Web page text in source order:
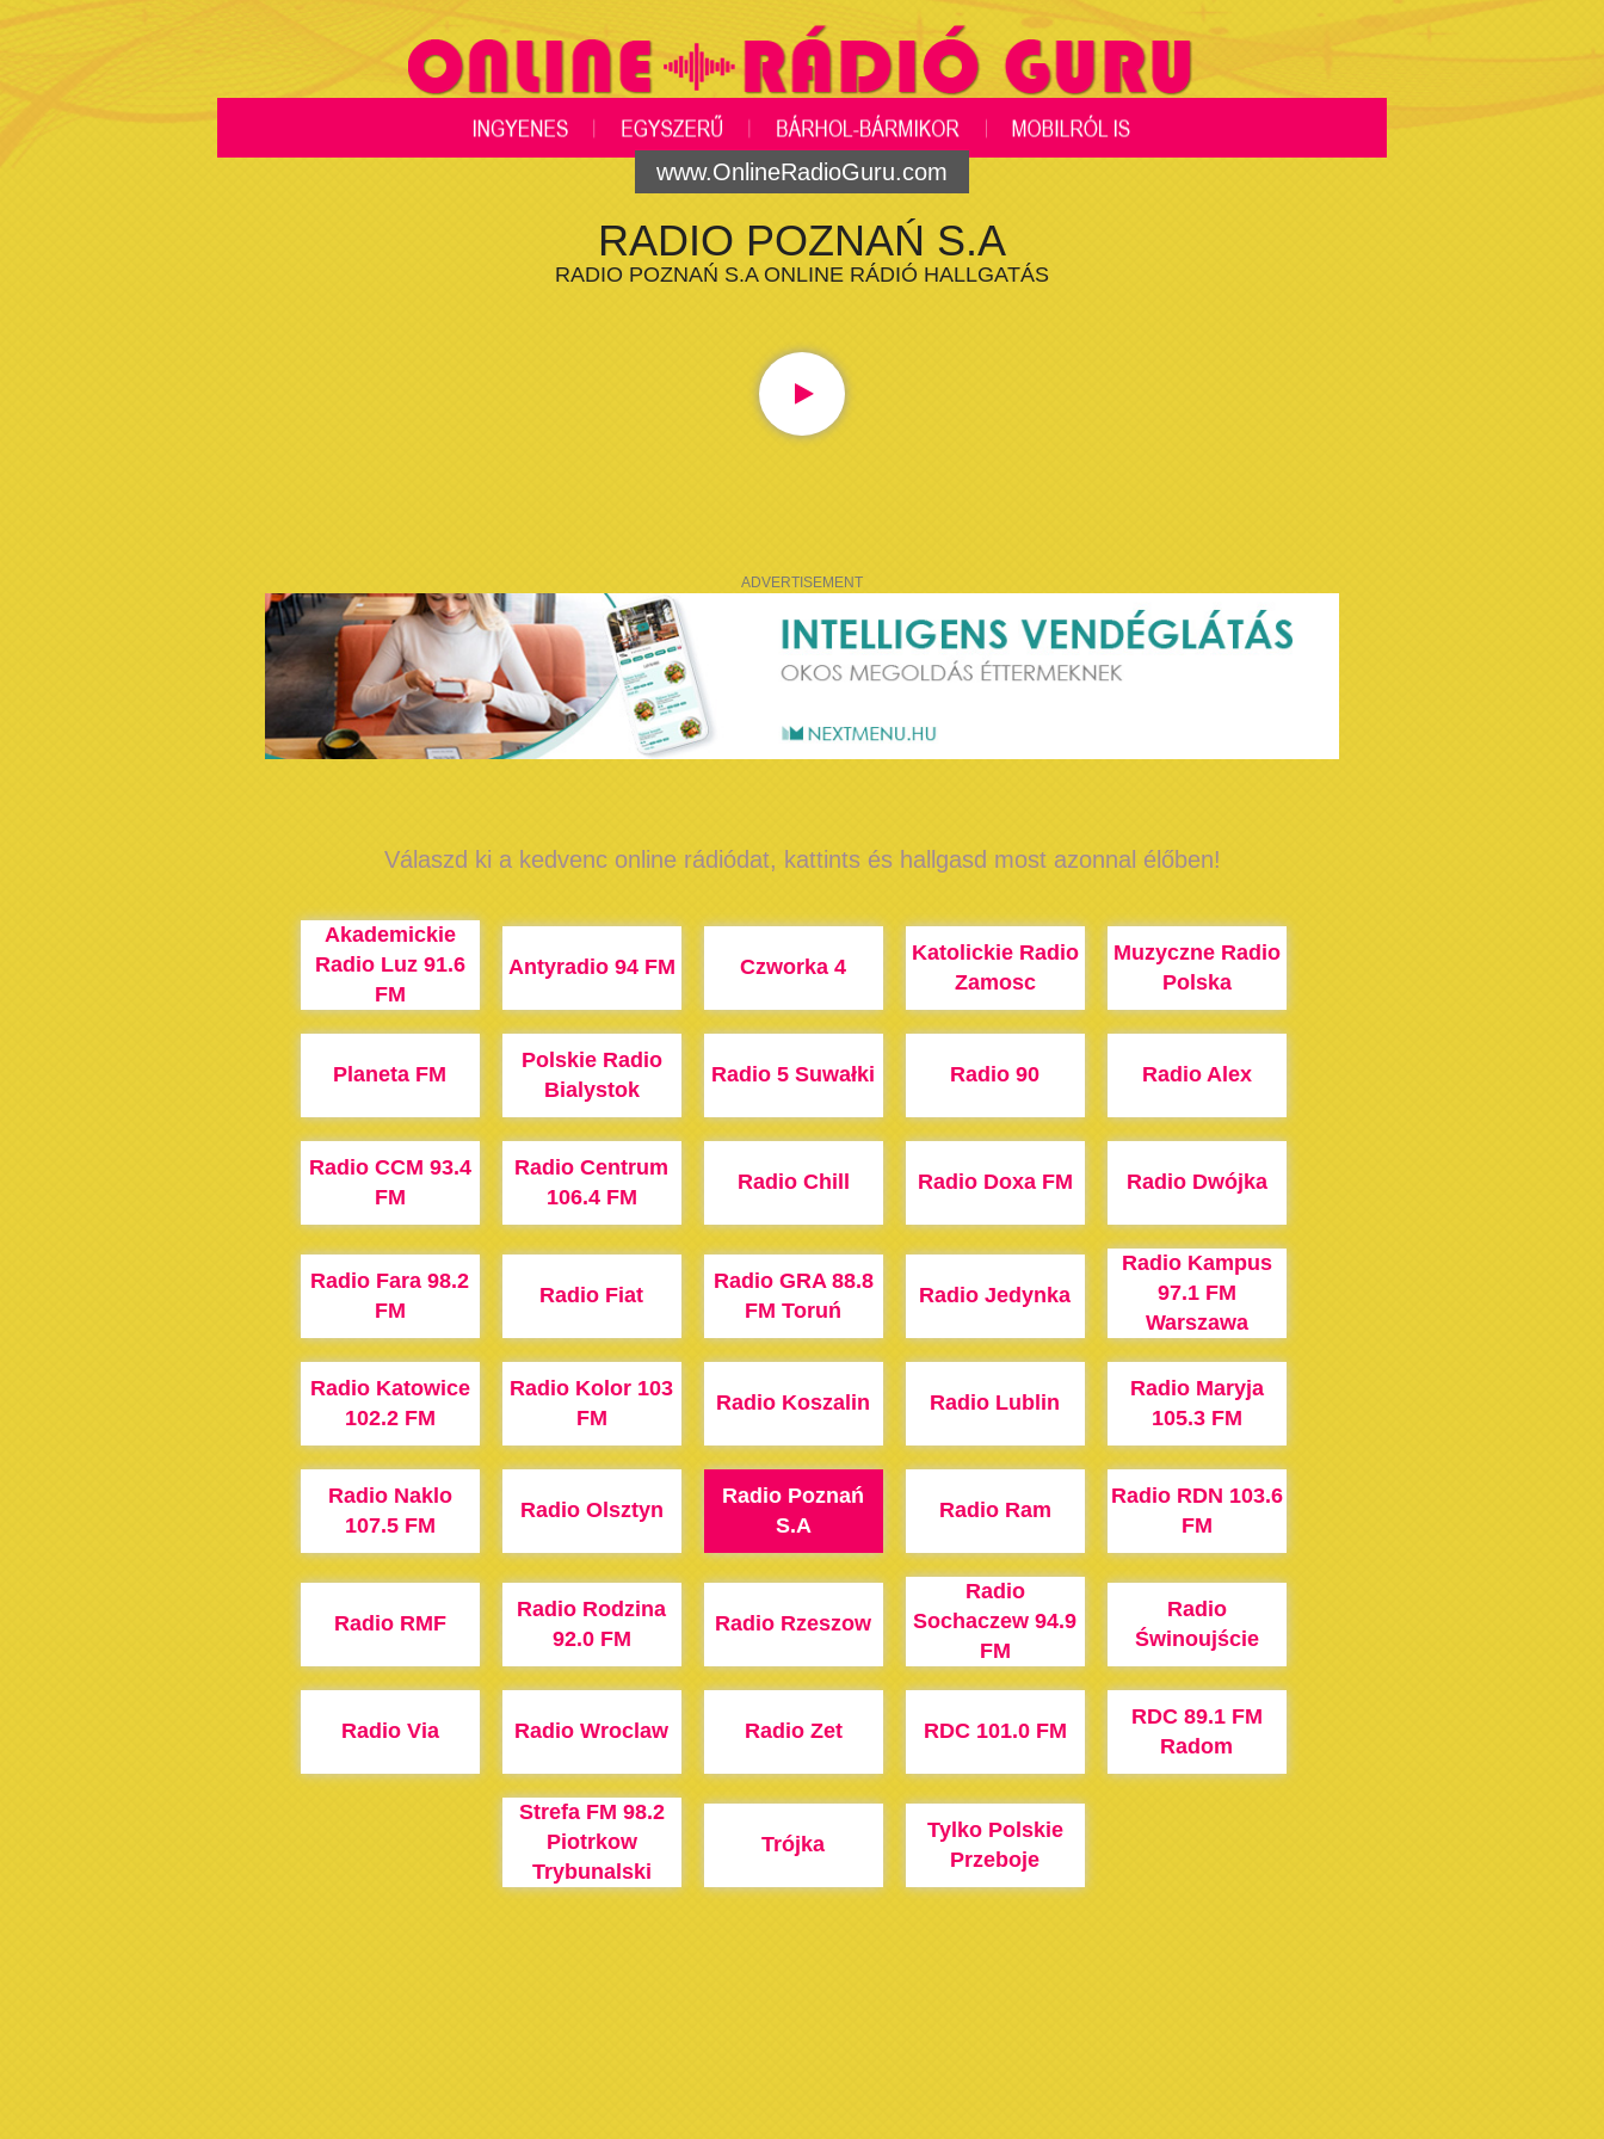
www.OnlineRadioGuru.com
RADIO POZNAŃ S.A
RADIO POZNAŃ S.A ONLINE RÁDIÓ HALLGATÁS
ADVERTISEMENT
Válaszd ki a kedvenc online rádiódat, kattints és hallgasd most azonnal élőben!
Akademickie
Radio Luz 91.6
FM
Antyradio 94 FM Czworka 4
Katolickie Radio
Zamosc
Muzyczne Radio
Polska
Planeta FM
Polskie Radio
Bialystok
Radio 5 Suwałki Radio 90 Radio Alex
Radio CCM 93.4
FM
Radio Centrum
106.4 FM
Radio Chill Radio Doxa FM Radio Dwójka
Radio Fara 98.2
FM
Radio Fiat
Radio GRA 88.8
FM Toruń
Radio Jedynka
Radio Kampus
97.1 FM
Warszawa
Radio Katowice
102.2 FM
Radio Kolor 103
FM
Radio Koszalin Radio Lublin
Radio Maryja
105.3 FM
Radio Naklo
107.5 FM
Radio Olsztyn
Radio Poznań
S.A
Radio Ram
Radio RDN 103.6
FM
Radio RMF
Radio Rodzina
92.0 FM
Radio Rzeszow
Radio
Sochaczew 94.9
FM
Radio
Świnoujście
Radio Via Radio Wroclaw Radio Zet RDC 101.0 FM
RDC 89.1 FM
Radom
Strefa FM 98.2
Piotrkow
Trybunalski
Trójka
Tylko Polskie
Przeboje